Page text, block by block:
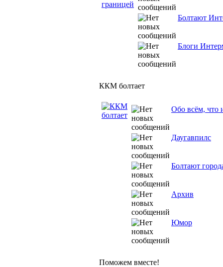
Болтают
Блоги
ККМ болтает
Обо всём, что
Даугавпилс
Болтают
Архив
Юмор
Поможем вместе!